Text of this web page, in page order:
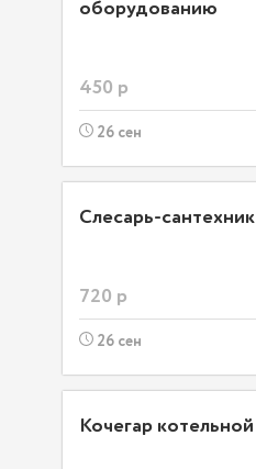
оборудованию
450 р
26 сен
Слесарь-сантехник
720 р
26 сен
Кочегар котельной